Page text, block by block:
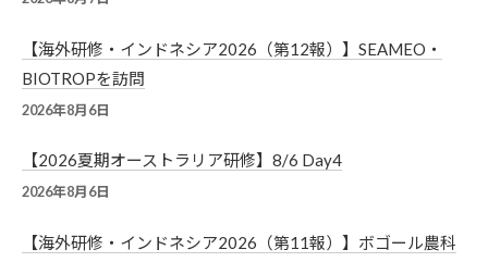
【海外研修・インドネシア2026（第12報）】SEAMEO・
BIOTROPを訪問
2026年8月6日
【2026夏期オーストラリア研修】8/6 Day4
2026年8月6日
【海外研修・インドネシア2026（第11報）】ボゴール農科